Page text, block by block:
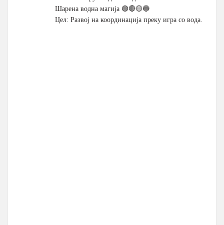
Шарена водна магија 🟢🔴🟡🔵
Цел: Развој на координација преку игра со вода.